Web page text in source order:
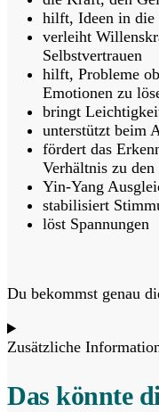
hilft, Ideen in die
verleiht
Selbstvertrauen
hilft, Probleme
Emotionen zu
bringt
unterstützt beim
fördert das
Verhältnis zu
Yin-Yang
stabilisiert
löst Spannungen
Du bekommst genau
Zusätzliche
Das könnte